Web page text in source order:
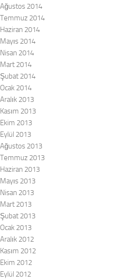
Ağustos 2014
Temmuz 2014
Haziran 2014
Mayıs 2014
Nisan 2014
Mart 2014
Şubat 2014
Ocak 2014
Aralık 2013
Kasım 2013
Ekim 2013
Eylül 2013
Ağustos 2013
Temmuz 2013
Haziran 2013
Mayıs 2013
Nisan 2013
Mart 2013
Şubat 2013
Ocak 2013
Aralık 2012
Kasım 2012
Ekim 2012
Eylül 2012